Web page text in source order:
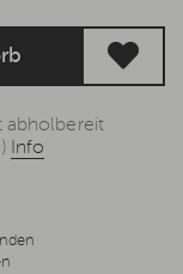
abholbereit
Info